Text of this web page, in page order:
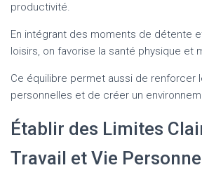
productivité.
En intégrant des moments de détente
loisirs, on favorise la santé physique et
Ce équilibre permet aussi de renforcer
personnelles et de créer un
Établir des Limites
Travail et Vie